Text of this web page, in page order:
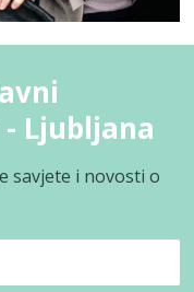
Ljubljana
savjete i novosti o